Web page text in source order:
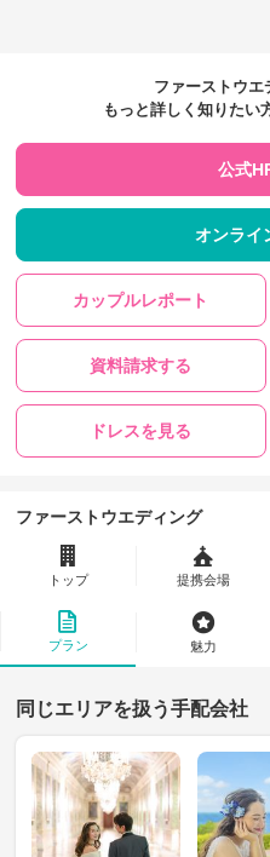
ファーストウエ
もっと詳しく知りたい
公式
オンライ
カップルレポート
資料請求する
ドレスを見る
ファーストウエディング
トップ 提携会場
プラン 魅力
同じエリアを扱う手配会社